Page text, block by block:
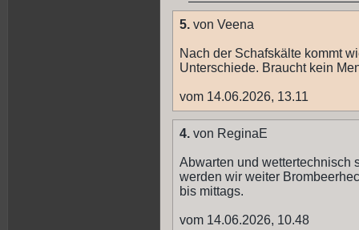
5. von Veena
Nach der Schafskälte kommt
Unterschiede. Braucht kein
vom 14.06.2026, 13.11
4. von ReginaE
Abwarten und wettertechnisch
werden wir weiter
bis mittags.
vom 14.06.2026, 10.48